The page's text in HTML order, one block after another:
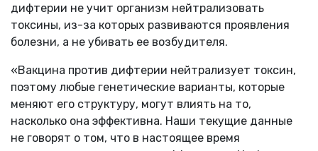
дифтерии не учит организм нейтрализовать
токсины, из-за которых развиваются проявления
болезни, а не убивать ее возбудителя.
«Вакцина против дифтерии нейтрализует токсин,
поэтому любые генетические варианты, которые
меняют его структуру, могут влиять на то,
насколько она эффективна. Наши текущие данные
не говорят о том, что в настоящее время